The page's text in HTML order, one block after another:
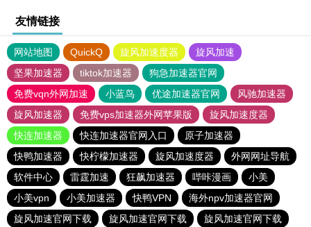
友情链接
网站地图 QuickQ 旋风加速度器
旋风加速
坚果加速器
tiktok加速器
狗急加速器官网
免费vqn外网加速
小蓝鸟 优途加速器官网
风驰加速器
旋风加速器
免费vps加速器外网苹果版
旋风加速度器
快连加速器
快连加速器官网入口
原子加速器
快鸭加速器
快柠檬加速器 旋风加速度器
外网网址导航
软件中心
雷霆加速 狂飙加速器 哔咔漫画
小美
小美vpn
小美加速器 快鸭VPN
海外npv加速器官网
旋风加速官网下载
旋风加速官网下载 旋风加速官网下载